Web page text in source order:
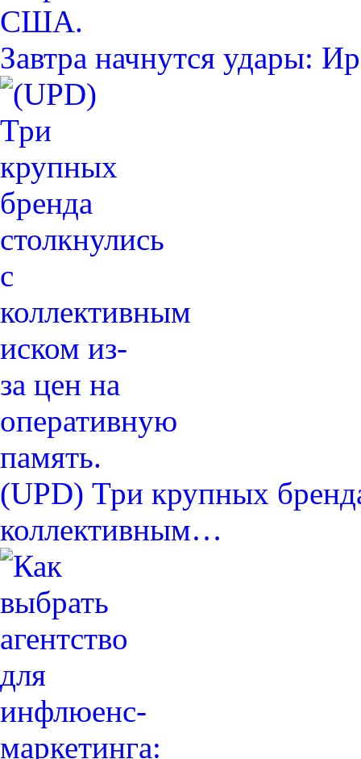
Завтра начнутся удары:
(UPD) Три крупных
коллективным…